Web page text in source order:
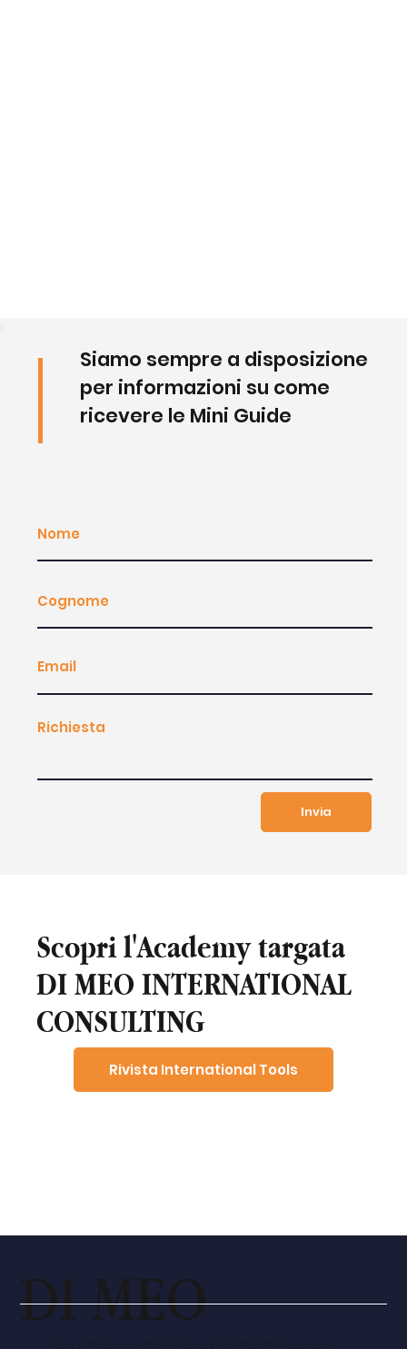
Scopri l'Academy targata
DI MEO INTERNATIONAL
CONSULTING
Rivista International Tools
Invia
Siamo sempre a disposizione
per informazioni su come
ricevere le Mini Guide
DI MEO